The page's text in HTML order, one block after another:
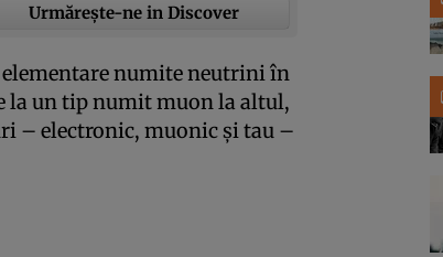
Urmărește-ne in Discover
numite neutrini în
la un tip numit muon la altul,
– electronic, muonic şi tau –